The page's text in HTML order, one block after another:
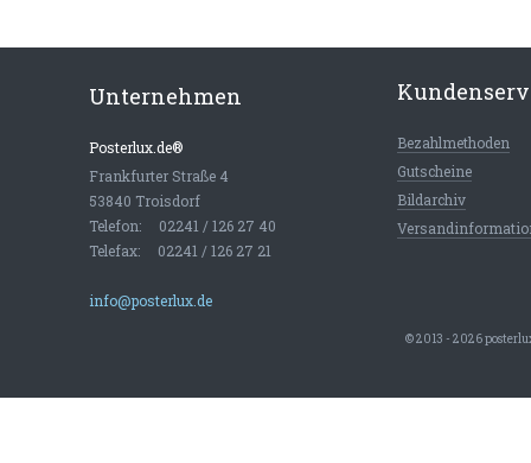
Unternehmen
Posterlux.de®
Frankfurter Straße 4
53840 Troisdorf
Telefon: 02241 / 126 27 40
Telefax: 02241 / 126 27 21
info@posterlux.de
Bezahlmethoden
Gutscheine
Bildarchiv
© 2013 - 2026